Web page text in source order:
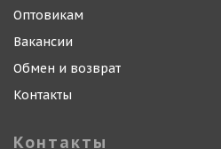
Оптовикам
Вакансии
Обмен и возврат
Контакты
Контакты